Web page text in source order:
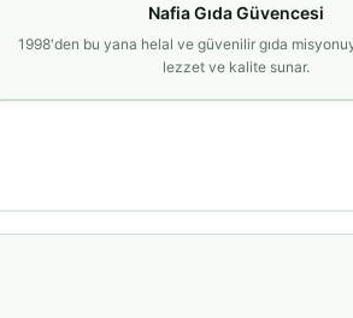
Nafia Gıda Güvencesi
1998'den bu yana helal ve güvenilir gıda
lezzet ve kalite sunar.